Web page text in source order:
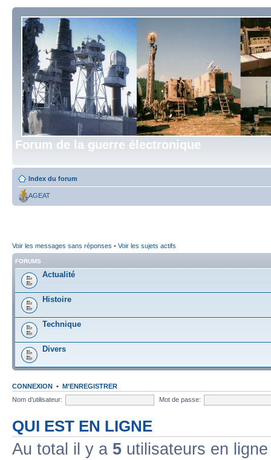
Forum de la guerre électronique
Index du forum
AGEAT
Voir les messages sans réponses • Voir les sujets actifs
FORUMS
Actualité
Histoire
Technique
Divers
CONNEXION • M’ENREGISTRER
Nom d’utilisateur:
Mot de passe:
QUI EST EN LIGNE
Au total il y a 5 utilisateurs en